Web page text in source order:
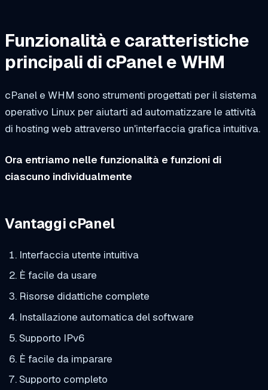
Funzionalità e caratteristiche
principali di cPanel e WHM
cPanel e WHM sono strumenti progettati per il sistema
operativo Linux per aiutarti ad automatizzare le attività
di hosting web attraverso un'interfaccia grafica intuitiva.
Ora entriamo nelle funzionalità e funzioni di
ciascuno individualmente
Vantaggi cPanel
Interfaccia utente intuitiva
È facile da usare
Risorse didattiche complete
Installazione automatica del software
Supporto IPv6
È facile da imparare
Supporto completo